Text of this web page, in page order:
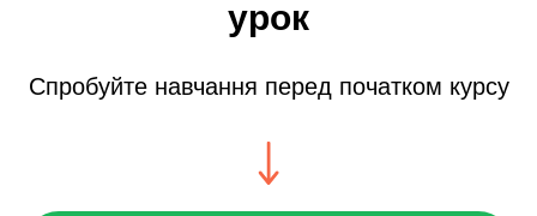
урок
Спробуйте навчання перед початком курсу